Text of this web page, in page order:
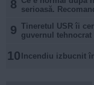
8 serioasă.
9 Tineretul USR îi
guvernul
10 Incendiu izbucnit